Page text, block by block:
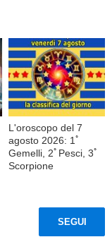
L'oroscopo del 7
agosto 2026: 1ﾟ
Gemelli, 2ﾟPesci, 3ﾟ
Scorpione
SEGUI